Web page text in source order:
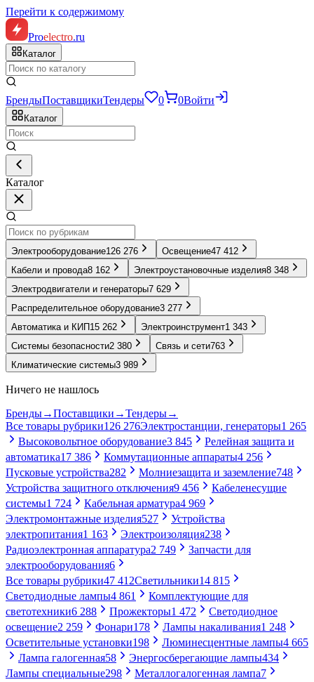
Перейти к содержимому
Proelectro.ru
Каталог
БрендыПоставщикиТендеры 0 0Войти
Каталог
Каталог
Электрооборудование126 276 Освещение47 412
Кабели и провода8 162 Электроустановочные изделия8 348
Электродвигатели и генераторы7 629
Распределительное оборудование3 277
Автоматика и КИП 15 262 Электроинструмент1 343
Системы безопасности2 380 Связь и сети763
Климатические системы3 989
Ничего не нашлось
Бренды→Поставщики →Тендеры→
Все товары рубрики126 276Электростанции, генераторы1 265
Высоковольтное оборудование3 845
Релейная защита и
автоматика17 386 Коммутационные аппараты4 256
Пусковые устройства282 Молниезащита и заземление748
Устройства защитного отключения9 456
Кабеленесущие
системы1 724 Кабельная арматура4 969
Электромонтажные изделия527
Устройства
электропитания1 163 Электроизоляция238
Радиоэлектронная аппаратура2 749
Запчасти для
электрооборудования6
Все товары рубрики47 412Светильники14 815
Светодиодные лампы4 861
Комплектующие для
светотехники6 288 Прожекторы1 472
Светодиодное
освещение2 259 Фонари178 Лампы накаливания1 248
Осветительные установки198 Люминесцентные лампы4 665
Лампа галогенная58 Энергосберегающие лампы434
Лампы специальные298 Металлогалогенная лампа7